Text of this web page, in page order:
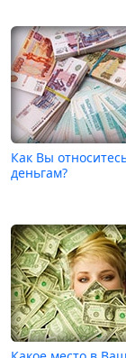
Как Вы
деньгам?